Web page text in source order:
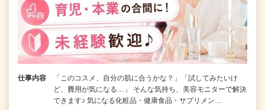
仕事内容
「このコスメ、自分の肌に合うかな？」「試してみたいけ
ど、費用が気になる…」 そんな気持ち、美容モニターで解決
できます♪ 気になる化粧品・健康食品・サプリメン…